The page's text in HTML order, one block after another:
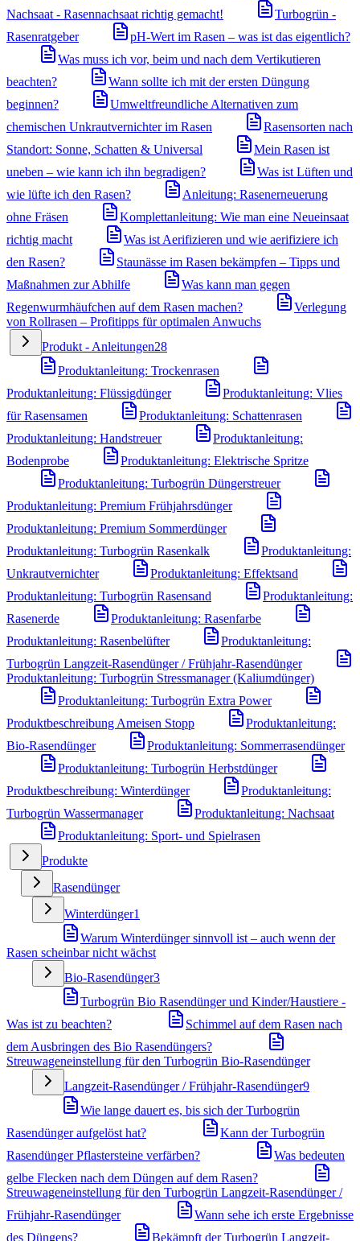
Nachsaat - Rasennachsaat richtig gemacht!
Turbogrün -
Rasenratgeber
pH-Wert im Rasen – was ist das eigentlich?
Was muss ich vor, beim und nach dem Vertikutieren
beachten?
Wann sollte ich mit der ersten Düngung
beginnen?
Umweltfreundliche Alternativen zum
chemischen Unkrautvernichter im Rasen
Rasensorten nach
Standort: Sonne, Schatten & Universal
Mein Rasen ist
uneben – wie kann ich ihn begradigen?
Was ist Lüften und
wie lüfte ich den Rasen?
Anleitung: Rasenerneuerung
ohne Fräsen
Komplettanleitung: Wie man eine Neueinsaat
richtig macht
Was ist Aerifizieren und wie aerifiziere ich
den Rasen?
Staunässe im Rasen bekämpfen – Tipps und
Maßnahmen zur Abhilfe
Was kann man gegen
Regenwurmhäufchen auf dem Rasen machen?
Verlegung
von Rollrasen – Profitipps für optimalen Anwuchs
Produkt - Anleitungen28
Produktanleitung: Trockenrasen
Produktanleitung: Flüssigdünger
Produktanleitung: Vlies
für Rasensamen
Produktanleitung: Schattenrasen
Produktanleitung: Handstreuer
Produktanleitung:
Bodenprobe
Produktanleitung: Elektrische Spritze
Produktanleitung: Turbogrün Düngerstreuer
Produktanleitung: Premium Frühjahrsdünger
Produktanleitung: Premium Sommerdünger
Produktanleitung: Turbogrün Rasenkalk
Produktanleitung:
Unkrautvernichter
Produktanleitung: Effektsand
Produktanleitung: Turbogrün Rasensand
Produktanleitung:
Rasenerde
Produktanleitung: Rasenfarbe
Produktanleitung: Rasenbelüfter
Produktanleitung:
Turbogrün Langzeit-Rasendünger / Frühjahr-Rasendünger
Produktanleitung: Turbogrün Stressmanager (Kaliumdünger)
Produktanleitung: Turbogrün Extra Power
Produktbeschreibung Ameisen Stopp
Produktanleitung:
Bio-Rasendünger
Produktanleitung: Sommerrasendünger
Produktanleitung: Turbogrün Herbstdünger
Produktbeschreibung: Winterdünger
Produktanleitung:
Turbogrün Wassermanager
Produktanleitung: Nachsaat
Produktanleitung: Sport- und Spielrasen
Produkte
Rasendünger
Winterdünger1
Warum Winterdünger sinnvoll ist – auch wenn der
Rasen scheinbar nicht wächst
Bio-Rasendünger3
Turbogrün Bio Rasendünger und Kinder/Haustiere -
Was ist zu beachten?
Schimmel auf dem Rasen nach
dem Ausbringen des Bio Rasendüngers?
Streuwageneinstellung für den Turbogrün Bio-Rasendünger
Langzeit-Rasendünger / Frühjahr-Rasendünger9
Wie lange dauert es, bis sich der Turbogrün
Rasendünger aufgelöst hat?
Kann der Turbogrün
Rasendünger Pflastersteine verfärben?
Was bedeuten
gelbe Flecken nach dem Düngen auf dem Rasen?
Streuwageneinstellung für den Turbogrün Langzeit-Rasendünger /
Frühjahr-Rasendünger
Wann sehe ich erste Ergebnisse
des Düngens?
Bekämpft der Turbogrün Langzeit-